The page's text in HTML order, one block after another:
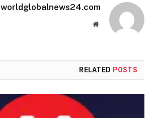
worldglobalnews24.com
Website
RELATED POSTS